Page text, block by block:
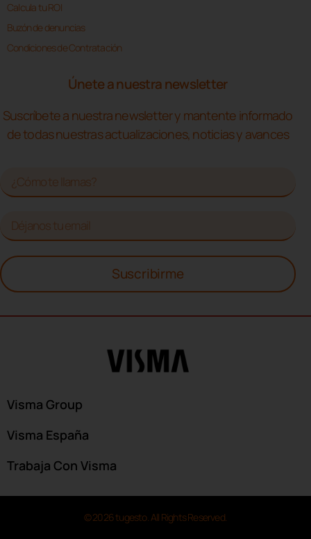
Calcula tu ROI
Buzón de denuncias
Condiciones de Contratación
Únete a nuestra newsletter
Suscríbete a nuestra newsletter y mantente informado
de todas nuestras actualizaciones, noticias y avances
Suscribirme
Visma Group
Visma España
Trabaja Con Visma
© 2026 tugesto. All Rights Reserved.